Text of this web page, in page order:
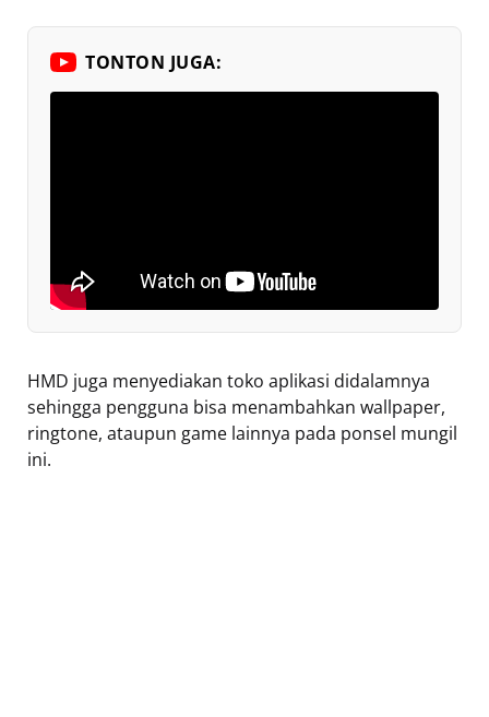
TONTON JUGA:
HMD juga menyediakan toko aplikasi didalamnya
sehingga pengguna bisa menambahkan wallpaper,
ringtone, ataupun game lainnya pada ponsel mungil
ini.